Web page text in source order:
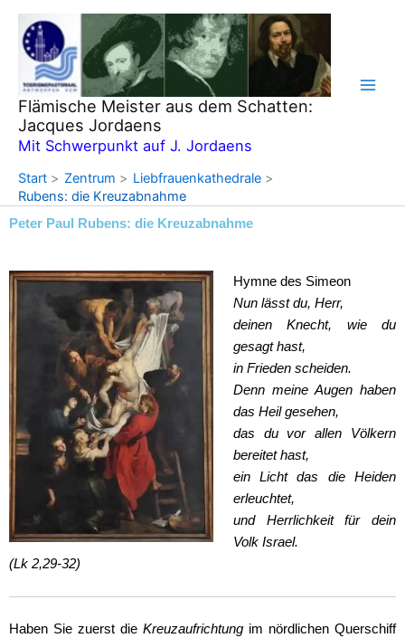
Zum
Inhalt
springen
Flämische Meister aus dem Schatten:
Jacques Jordaens
Mit Schwerpunkt auf J. Jordaens
Start Zentrum
Liebfrauenkathedrale
Rubens: die Kreuzabnahme
Peter Paul Rubens: die Kreuzabnahme
Hymne des Simeon
Nun lässt du, Herr,
deinen Knecht, wie du
gesagt hast,
in Frieden scheiden.
Denn meine Augen haben
das Heil gesehen,
das du vor allen Völkern
bereitet hast,
ein Licht das die Heiden
erleuchtet,
und Herrlichkeit für dein
Volk Israel.
(Lk 2,29-32)
Haben Sie zuerst die Kreuzaufrichtung im nördlichen Querschiff